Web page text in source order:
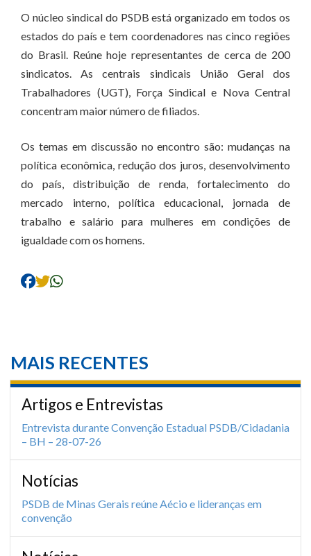
O núcleo sindical do PSDB está organizado em todos os
estados do país e tem coordenadores nas cinco regiões
do Brasil. Reúne hoje representantes de cerca de 200
sindicatos. As centrais sindicais União Geral dos
Trabalhadores (UGT), Força Sindical e Nova Central
concentram maior número de filiados.
Os temas em discussão no encontro são: mudanças na
política econômica, redução dos juros, desenvolvimento
do país, distribuição de renda, fortalecimento do
mercado interno, política educacional, jornada de
trabalho e salário para mulheres em condições de
igualdade com os homens.
MAIS RECENTES
Artigos e Entrevistas
Entrevista durante Convenção Estadual PSDB/Cidadania
– BH – 28-07-26
Notícias
PSDB de Minas Gerais reúne Aécio e lideranças em
convenção